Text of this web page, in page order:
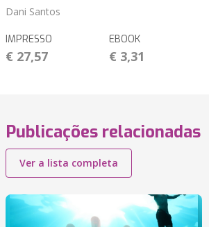
Dani Santos
IMPRESSO
€ 27,57
EBOOK
€ 3,31
Publicações relacionadas
Ver a lista completa